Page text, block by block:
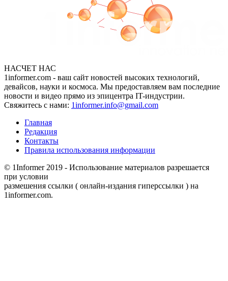
НАСЧЕТ НАС
1informer.com - ваш сайт новостей высоких технологий,
девайсов, науки и космоса. Мы предоставляем вам последние
новости и видео прямо из эпицентра IT-индустрии.
Свяжитесь с нами: 1informer.info@gmail.com
Главная
Редакция
Контакты
Правила использования информации
© 1Informer 2019 - Использование материалов разрешается
при условии
размешения ссылки ( онлайн-издания гиперссылки ) на
1informer.com.